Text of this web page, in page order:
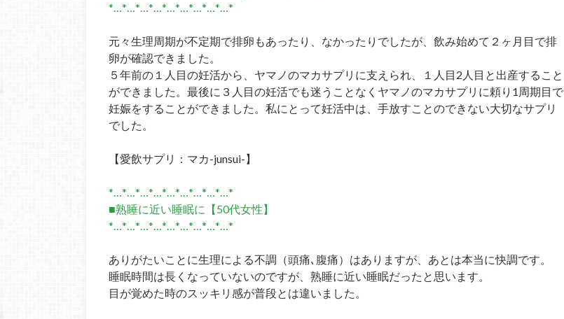
*…*…*…*…*…*…*…*…*…*
元々生理周期が不定期で排卵もあったり、なかったりでしたが、飲み始めて２ヶ月目で排
卵が確認できました。
５年前の１人目の妊活から、ヤマノのマカサプリに支えられ、１人目2人目と出産すること
ができました。最後に３人目の妊活でも迷うことなくヤマノのマカサプリに頼り1周期目で
妊娠をすることができました。私にとって妊活中は、手放すことのできない大切なサプリ
でした。
【愛飲サプリ：マカ-junsui-】
*…*…*…*…*…*…*…*…*…*
■熟睡に近い睡眠に【50代女性】
*…*…*…*…*…*…*…*…*…*
ありがたいことに生理による不調（頭痛､腹痛）はありますが、あとは本当に快調です。
睡眠時間は長くなっていないのですが、熟睡に近い睡眠だったと思います。
目が覚めた時のスッキリ感が普段とは違いました。